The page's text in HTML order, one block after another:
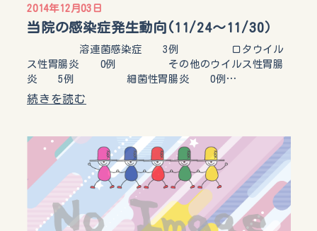
2014年12月03日
当院の感染症発生動向(11/24～11/30）
溶連菌感染症 3例 ロタウイル
ス性胃腸炎 0例 その他のウイルス性胃腸
炎 5例 細菌性胃腸炎 0例…
続きを読む